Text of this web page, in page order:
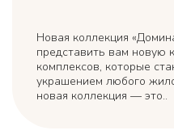
Новая коллекция
представить вам новую
комплексов, которые
украшением любого
новая коллекция — это..